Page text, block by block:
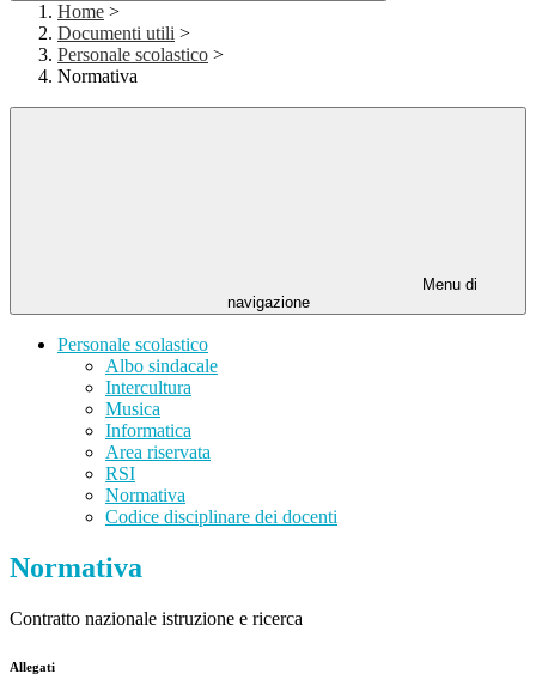
Home >
Documenti utili >
Personale scolastico >
Normativa
Menu di
navigazione
Personale scolastico
Albo sindacale
Intercultura
Musica
Informatica
Area riservata
RSI
Normativa
Codice disciplinare dei docenti
Normativa
Contratto nazionale istruzione e ricerca
Allegati